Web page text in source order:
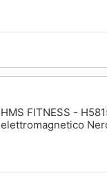
HMS FITNESS -
elettromagnetico